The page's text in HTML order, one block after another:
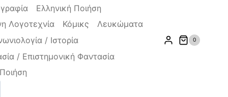
Ελληνική Ποιήση
Λογοτεχνία Κόμικς
Λευκώματα
/ Ιστορία
/ Επιστημονική Φαντασία
0